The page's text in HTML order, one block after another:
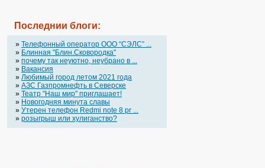
Последнии блоги:
» Телефонный оператор OOO “СЭЛС” ...
» Блинная "Блин.Сковородка"
» почему так неуютно, неубрано в ...
» Вакансия
» Любимый город летом 2021 года
» АЗС Газпромнефть в Северске
» Театр "Наш мир" приглашает!
» Новогодняя минута славы
» Утерен телефон Redmi note 8 pr ...
» розыгрыш или хулиганство?